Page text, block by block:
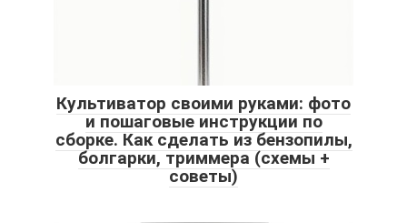
Культиватор своими руками: фото
и пошаговые инструкции по
сборке. Как сделать из бензопилы,
болгарки, триммера (схемы +
советы)